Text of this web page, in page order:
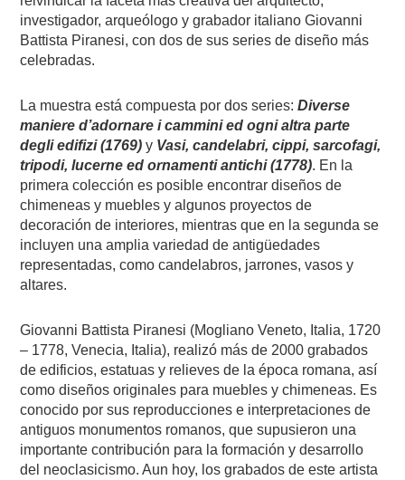
investigador, arqueólogo y grabador italiano Giovanni
Battista Piranesi, con dos de sus series de diseño más
celebradas.​
La muestra está compuesta por dos series:Diverse
maniere d’adornare i cammini ed ogni altra parte
degli edifizi (1769) y Vasi, candelabri, cippi, sarcofagi,
tripodi, lucerne ed ornamenti antichi (1778). En la
primera colección es posible encontrar diseños de
chimeneas y muebles y algunos proyectos de
decoración de interiores, mientras que en la segunda se
incluyen una amplia variedad de antigüedades
representadas, como candelabros, jarrones, vasos y
altares.
Giovanni Battista Piranesi (Mogliano Veneto, Italia, 1720
– 1778, Venecia, Italia), realizó más de 2000 grabados
de edificios, estatuas y relieves de la época romana, así
como diseños originales para muebles y chimeneas. Es
conocido por sus reproducciones e interpretaciones de
antiguos monumentos romanos, que supusieron una
importante contribución para la formación y desarrollo
del neoclasicismo. Aun hoy, los grabados de este artista